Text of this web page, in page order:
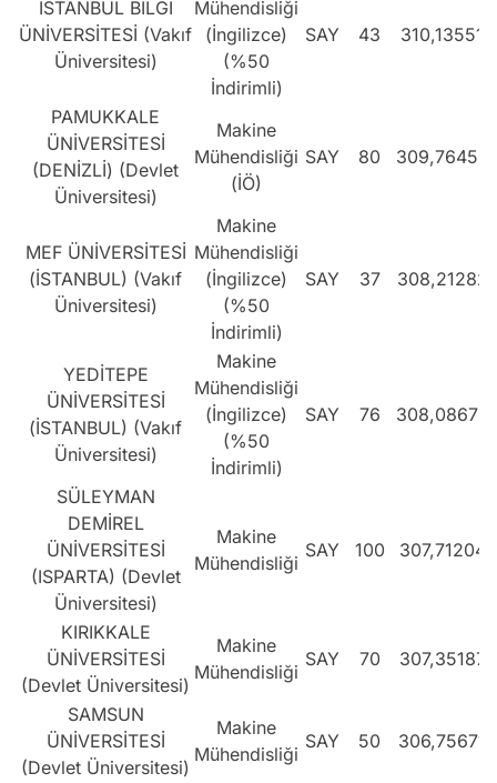
İSTANBUL BİLGİ
ÜNİVERSİTESİ (Vakıf
Üniversitesi)
Mühendisliği
(İngilizce)
(%50
İndirimli)
SAY 43 310,13551
PAMUKKALE
ÜNİVERSİTESİ
(DENİZLİ) (Devlet
Üniversitesi)
Makine
Mühendisliği
(İÖ)
SAY 80 309,76456
MEF ÜNİVERSİTESİ
(İSTANBUL) (Vakıf
Üniversitesi)
Makine
Mühendisliği
(İngilizce)
(%50
İndirimli)
SAY 37 308,21282
YEDİTEPE
ÜNİVERSİTESİ
(İSTANBUL) (Vakıf
Üniversitesi)
Makine
Mühendisliği
(İngilizce)
(%50
İndirimli)
SAY 76 308,08678
SÜLEYMAN
DEMİREL
ÜNİVERSİTESİ
(ISPARTA) (Devlet
Üniversitesi)
Makine
Mühendisliği
SAY 100 307,71204
KIRIKKALE
ÜNİVERSİTESİ
(Devlet Üniversitesi)
Makine
Mühendisliği
SAY 70 307,35187
SAMSUN
ÜNİVERSİTESİ
(Devlet Üniversitesi)
Makine
Mühendisliği
SAY 50 306,75671